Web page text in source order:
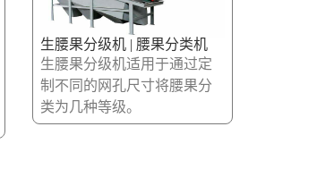
生腰果分级机 | 腰果分类机
生腰果分级机适用于通过定
制不同的网孔尺寸将腰果分
类为几种等级。